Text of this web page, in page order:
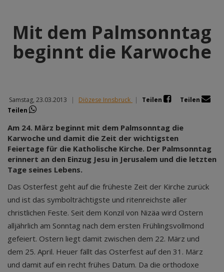
Mit dem Palmsonntag
beginnt die Karwoche
Samstag, 23.03.2013 | Diözese Innsbruck | Teilen
Teilen
Teilen
Am 24. März beginnt mit dem Palmsonntag die
Karwoche und damit die Zeit der wichtigsten
Feiertage für die Katholische Kirche. Der Palmsonntag
erinnert an den Einzug Jesu in Jerusalem und die letzten
Tage seines Lebens.
Das Osterfest geht auf die früheste Zeit der Kirche zurück
und ist das symbolträchtigste und ritenreichste aller
christlichen Feste. Seit dem Konzil von Nizäa wird Ostern
alljährlich am Sonntag nach dem ersten Frühlingsvollmond
gefeiert. Ostern liegt damit zwischen dem 22. März und
dem 25. April. Heuer fällt das Osterfest auf den 31. März
und damit auf ein recht frühes Datum. Da die orthodoxe